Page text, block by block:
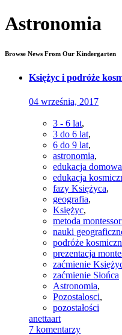
Astronomia
Browse News From Our Kindergarten
Księżyc i podróże
04 września, 2017
3 - 6 lat,
3 do 6 lat,
6 do 9 lat,
astronomia,
edukacja domowa
edukacja
fazy Księżyca,
geografia,
Księżyc,
metoda
nauki
podróże
prezentacja
zaćmienie
zaćmienie Słońca
Astronomia,
Pozostalosci,
pozostałości
anettaart
7 komentarzy